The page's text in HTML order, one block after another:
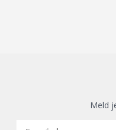
Meld